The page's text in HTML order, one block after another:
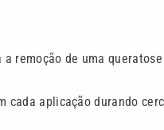
remoção de uma
cada aplicação durando